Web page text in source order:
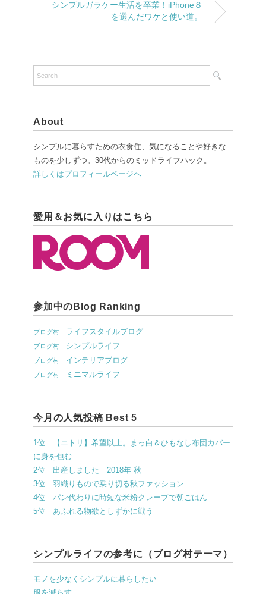
シンプルガラケー生活を卒業！iPhone８
を選んだワケと使い道。
About
シンプルに暮らすための衣食住、気になることや好きな
ものを少しずつ。30代からのミッドライフハック。
詳しくはプロフィールページへ
愛用＆お気に入りはこちら
参加中のBlog Ranking
ブログ村 ライフスタイルブログ
ブログ村 シンプルライフ
ブログ村 インテリアブログ
ブログ村 ミニマルライフ
今月の人気投稿 Best 5
1位 【ニトリ】希望以上。まっ白＆ひもなし布団カバー
に身を包む
2位 出産しました｜2018年 秋
3位 羽織りもので乗り切る秋ファッション
4位 パン代わりに時短な米粉クレープで朝ごはん
5位 あふれる物欲としずかに戦う
シンプルライフの参考に（ブログ村テーマ）
モノを少なくシンプルに暮らしたい